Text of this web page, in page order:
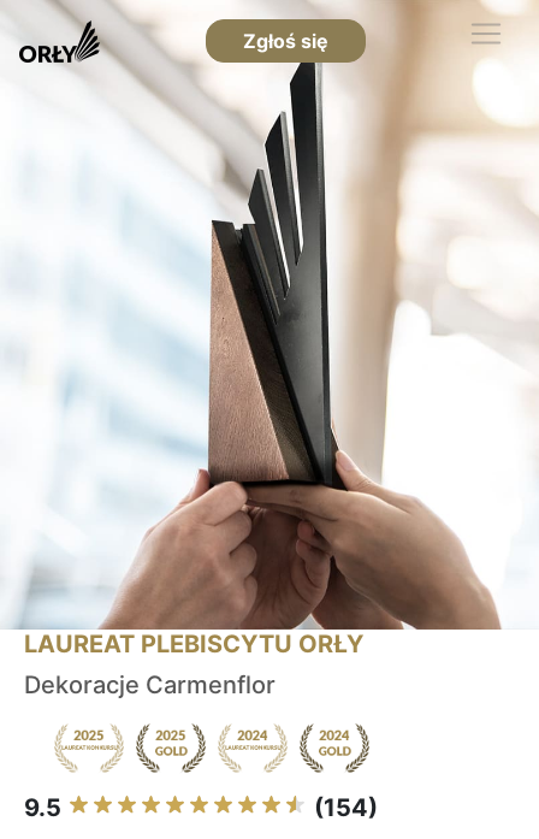
Zgłoś się
LAUREAT PLEBISCYTU ORŁY
Dekoracje Carmenflor
9.5 (154)